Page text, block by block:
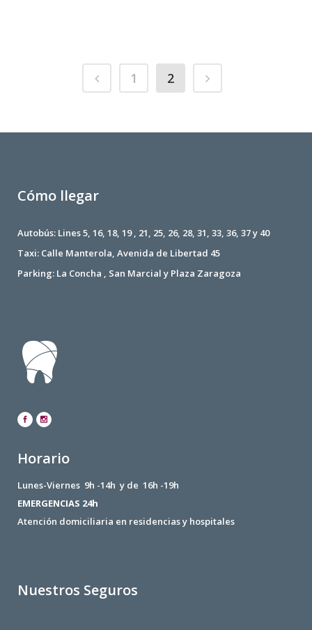
1 2
Cómo llegar
Autobús: Lines 5, 16, 18, 19 , 21, 25, 26, 28, 31, 33, 36, 37 y 40
Taxi: Calle Manterola, Avenida de Libertad 45
Parking: La Concha , San Marcial y Plaza Zaragoza
Horario
Lunes-Viernes 9h -14h y de 16h -19h
EMERGENCIAS 24h
Atención domiciliaria en residencias y hospitales
Nuestros Seguros